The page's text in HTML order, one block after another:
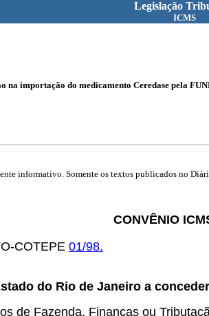
Legislação
ICMS
na importação do medicamento Ceredase pela
informativo. Somente os textos publicados no
CONVÊNIO
COTEPE 01/98.
do Rio de Janeiro a
de Fazenda, Finanças ou